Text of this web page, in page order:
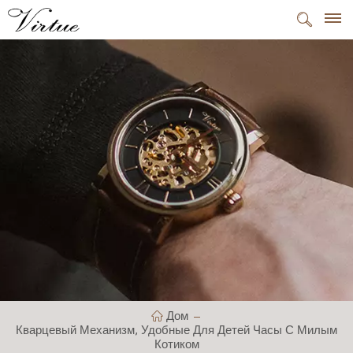
Дом
Кварцевый Механизм, Удобные Для Детей Часы С Милым
Котиком